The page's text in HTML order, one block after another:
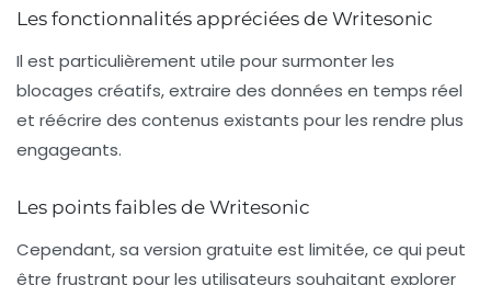
Les fonctionnalités appréciées de Writesonic
Il est particulièrement utile pour surmonter les
blocages créatifs, extraire des données en temps réel
et réécrire des contenus existants pour les rendre plus
engageants.
Les points faibles de Writesonic
Cependant, sa version gratuite est limitée, ce qui peut
être frustrant pour les utilisateurs souhaitant explorer